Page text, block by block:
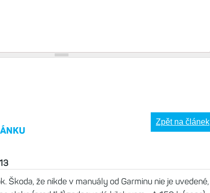
Zpět na článek
Škoda, že nikde v manuály od Garminu nie je uvedené,